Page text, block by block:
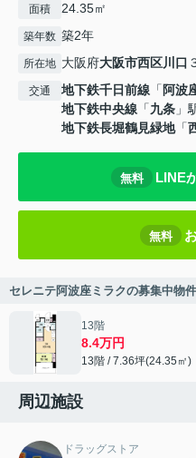
面積 24.35㎡
築年数 築2年
所在地 大阪府大阪市西区川口
交通 地下鉄千日前線 「 阿波
地下鉄中央線 「九条 」
地下鉄長堀鶴見緑地「
無料 LINE
無料
セレニテ阿波座ミラクの募集中物件
13階
8.4万円
13階 / 7.36坪(24.35㎡)
周辺施設
ドラッグストア